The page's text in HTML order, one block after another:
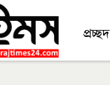
প্রচ্ছদ